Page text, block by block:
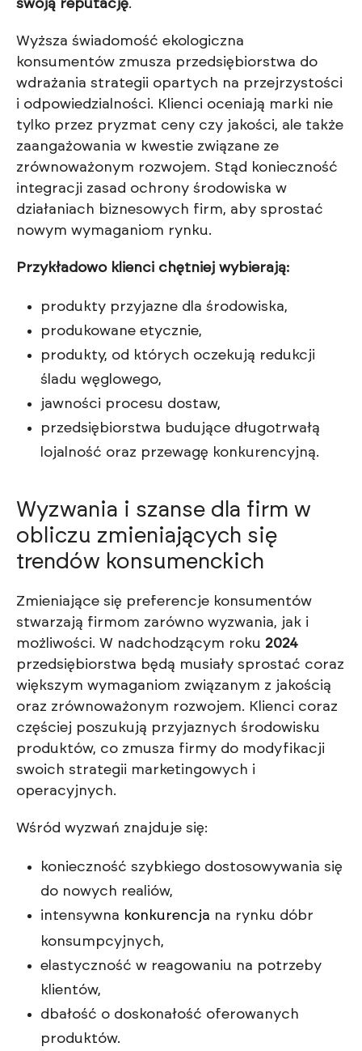
swoją reputację.
Wyższa świadomość ekologiczna
konsumentów zmusza przedsiębiorstwa do
wdrażania strategii opartych na przejrzystości
i odpowiedzialności. Klienci oceniają marki nie
tylko przez pryzmat ceny czy jakości, ale także
zaangażowania w kwestie związane ze
zrównoważonym rozwojem. Stąd konieczność
integracji zasad ochrony środowiska w
działaniach biznesowych firm, aby sprostać
nowym wymaganiom rynku.
Przykładowo klienci chętniej wybierają:
produkty przyjazne dla środowiska,
produkowane etycznie,
produkty, od których oczekują redukcji
śladu węglowego,
jawności procesu dostaw,
przedsiębiorstwa budujące długotrwałą
lojalność oraz przewagę konkurencyjną.
Wyzwania i szanse dla firm w
obliczu zmieniających się
trendów konsumenckich
Zmieniające się preferencje konsumentów
stwarzają firmom zarówno wyzwania, jak i
możliwości. W nadchodzącym roku 2024
przedsiębiorstwa będą musiały sprostać coraz
większym wymaganiom związanym z jakością
oraz zrównoważonym rozwojem. Klienci coraz
częściej poszukują przyjaznych środowisku
produktów, co zmusza firmy do modyfikacji
swoich strategii marketingowych i
operacyjnych.
Wśród wyzwań znajduje się:
konieczność szybkiego dostosowywania się
do nowych realiów,
intensywna konkurencja na rynku dóbr
konsumpcyjnych,
elastyczność w reagowaniu na potrzeby
klientów,
dbałość o doskonałość oferowanych
produktów.